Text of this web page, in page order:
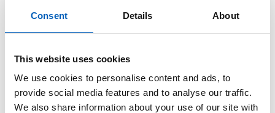
Consent Details About
This website uses cookies
We use cookies to personalise content and ads, to
provide social media features and to analyse our traffic.
We also share information about your use of our site with
Idealismen kan slet og ret handle om, et ønske om
at støtte medmennesker, som lider og et ønske om
uretfærdighed kan gøre personen mere
modtagelig for ekstreme ideologier, som lettere
legitimerer brugen af vold.